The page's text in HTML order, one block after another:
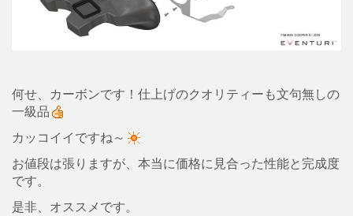
何せ、カーボンです！仕上げのクオリティーも文句無しの
一級品
カッコイイですね～
お値段は張りますが、本当に価格に見合った性能と完成度
です。
是非、オススメです。